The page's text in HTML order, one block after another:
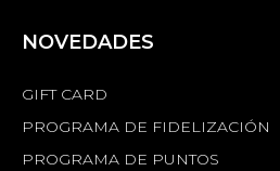
NOVEDADES
GIFT CARD
PROGRAMA DE FIDELIZACIÓN
PROGRAMA DE PUNTOS